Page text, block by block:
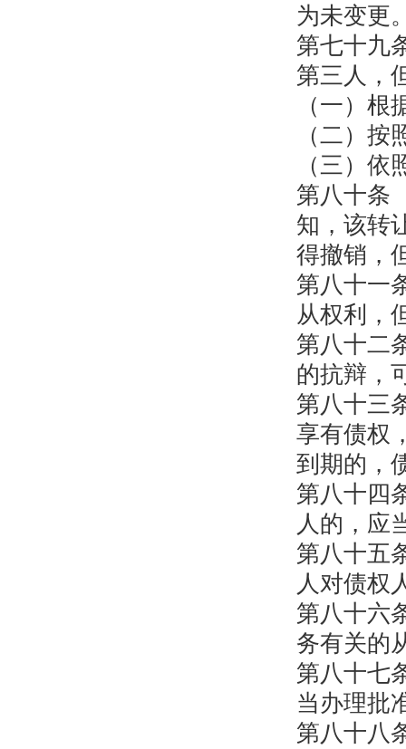
为未变更
第七十九
第三人，
（一）
（二）
（三）
第八十条
知，该转
得撤销，
第八十一
从权利，
第八十二
的抗辩，
第八十三
享有债权
到期的，
第八十四
人的，应
第八十五
人对债权
第八十六
务有关的
第八十七
当办理批
第八十八